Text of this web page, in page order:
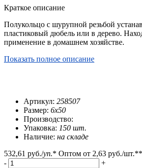
Краткое описание
Полукольцо с шурупной резьбой
пластиковый дюбель или в дерево.
применение в домашнем хозяйстве.
Показать полное описание
Артикул: 258507
Размер: 6х50
Производство:
Упаковка: 150 шт.
Наличие: на складе
532,61 руб./уп.* Оптом от 2,63 руб./шт.**
-
+